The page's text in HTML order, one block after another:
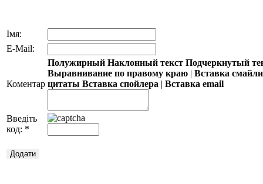
Імя:
E-Mail:
Коментар
Полужирный Наклонный текст Подчеркнутый
Выравнивание по правому краю | Вставка
цитаты Вставка спойлера | Вставка email
Введіть
код: *